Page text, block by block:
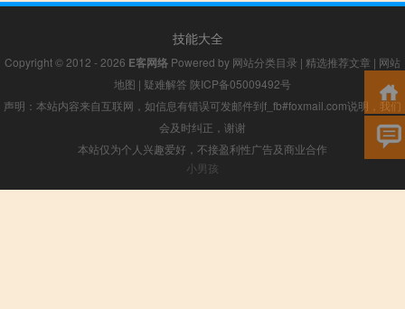
技能大全
Copyright © 2012 - 2026 E客网络 Powered by 网站分类目录 | 精选推荐文章 | 网站
地图 | 疑难解答 陕ICP备05009492号
声明：本站内容来自互联网，如信息有错误可发邮件到f_fb#foxmail.com说明，我们
会及时纠正，谢谢
本站仅为个人兴趣爱好，不接盈利性广告及商业合作
小男孩